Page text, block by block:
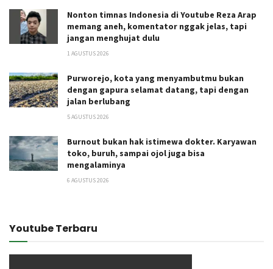
Nonton timnas Indonesia di Youtube Reza Arap
memang aneh, komentator nggak jelas, tapi
jangan menghujat dulu
1 AGUSTUS 2026
Purworejo, kota yang menyambutmu bukan
dengan gapura selamat datang, tapi dengan
jalan berlubang
5 AGUSTUS 2026
Burnout bukan hak istimewa dokter. Karyawan
toko, buruh, sampai ojol juga bisa
mengalaminya
6 AGUSTUS 2026
Youtube Terbaru